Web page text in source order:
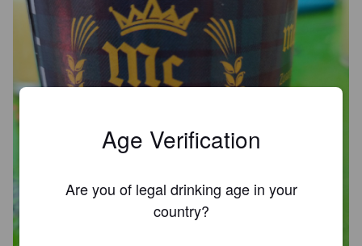
Age Verification
Are you of legal drinking age in your
country?